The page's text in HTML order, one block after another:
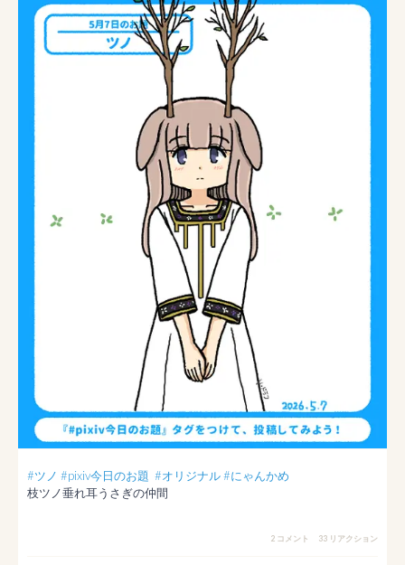
#ツノ #pixiv今日のお題 #オリジナル#にゃんかめ
枝ツノ垂れ耳うさぎの仲間
2 コメント 33 リアクション